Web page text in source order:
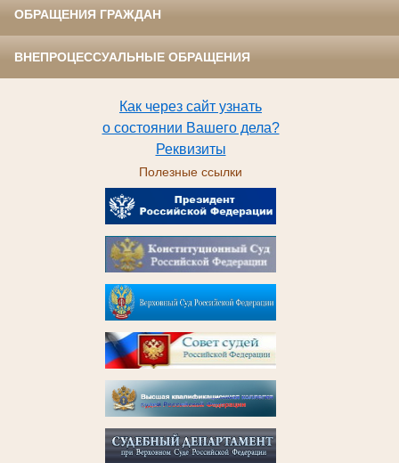
ОБРАЩЕНИЯ ГРАЖДАН
ВНЕПРОЦЕССУАЛЬНЫЕ ОБРАЩЕНИЯ
Как через сайт узнать
о состоянии Вашего дела?
Реквизиты
Полезные ссылки